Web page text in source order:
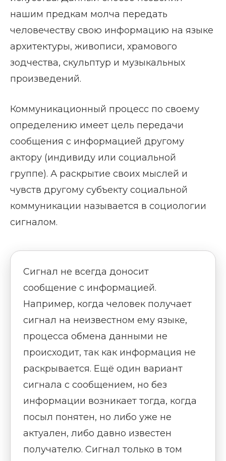
нашим предкам молча передать
человечеству свою информацию на языке
архитектуры, живописи, храмового
зодчества, скульптур и музыкальных
произведений.
Коммуникационный процесс по своему
определению имеет цель передачи
сообщения с информацией другому
актору (индивиду или социальной
группе). А раскрытие своих мыслей и
чувств другому субъекту социальной
коммуникации называется в социологии
сигналом.
Сигнал не всегда доносит
сообщение с информацией.
Например, когда человек получает
сигнал на неизвестном ему языке,
процесса обмена данными не
происходит, так как информация не
раскрывается. Ещё один вариант
сигнала с сообщением, но без
информации возникает тогда, когда
посыл понятен, но либо уже не
актуален, либо давно известен
получателю. Сигнал только в том